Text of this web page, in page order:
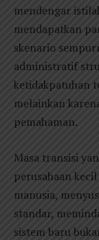
mendengar
mendapatkan
skenario
administratif
ketidakpatuhan
melainkan
pemahaman.
Masa transisi
perusahaan
manusia,
standar,
sistem baru